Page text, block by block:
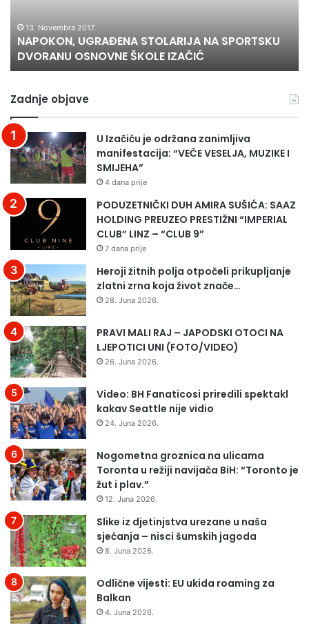
ŠKOLE
IZAČIĆ
13. Novembra 2017.
NAPOKON, UGRAĐENA STOLARIJA NA SPORTSKU
DVORANU OSNOVNE ŠKOLE IZAČIĆ
Zadnje objave
U Izačiću je održana zanimljiva
manifestacija: “VEČE VESELJA, MUZIKE I
SMIJEHA”
4 dana prije
PODUZETNIČKI DUH AMIRA SUŠIĆA: SAAZ
HOLDING PREUZEO PRESTIŽNI “IMPERIAL
CLUB” LINZ – “CLUB 9”
7 dana prije
Heroji žitnih polja otpočeli prikupljanje
zlatni zrna koja život znače…
28. Juna 2026.
PRAVI MALI RAJ – JAPODSKI OTOCI NA
LJEPOTICI UNI (FOTO/VIDEO)
26. Juna 2026.
Video: BH Fanaticosi priredili spektakl
kakav Seattle nije vidio
24. Juna 2026.
Nogometna groznica na ulicama
Toronta u režiji navijača BiH: “Toronto je
žut i plav.”
12. Juna 2026.
Slike iz djetinjstva urezane u naša
sjećanja – nisci šumskih jagoda
8. Juna 2026.
Odlične vijesti: EU ukida roaming za
Balkan
4. Juna 2026.